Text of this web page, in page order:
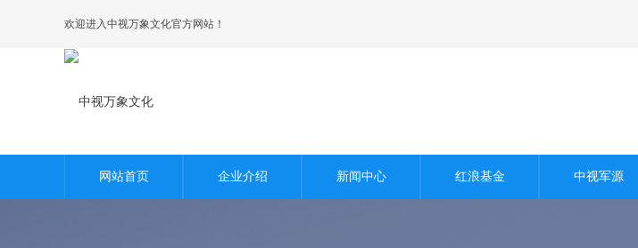
欢迎进入中视万象文化官方网站！
网站首页 企业介绍 新闻中心 红浪基金 中视军源